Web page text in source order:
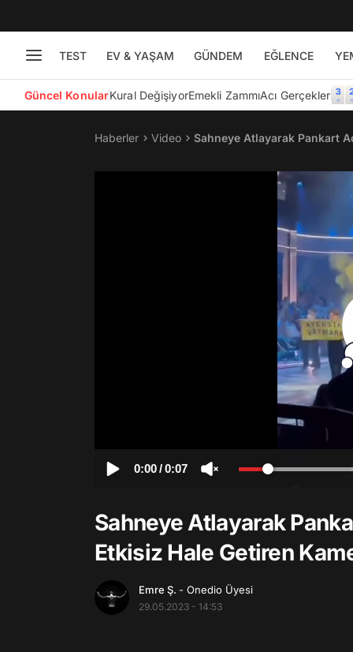
TEST EV & YAŞAM GÜNDEM EĞLENCE
Güncel KonularKural DeğişiyorEmekli ZammıAcı Gerçekler
Haberler Video Sahneye Atlayarak Pankart
0:00/0:07
Sahneye Atlayarak
Etkisiz Hale Getiren
Emre Ş. - Onedio Üyesi
29.05.2023 - 14:53